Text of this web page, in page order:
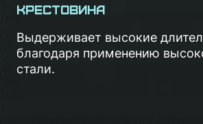
Крестовина
Выдерживает высокие
благодаря применению
стали.